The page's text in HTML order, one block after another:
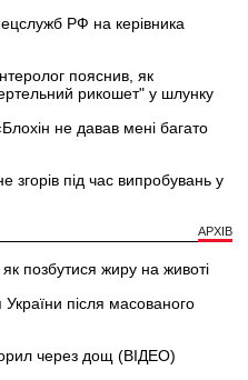
РФ на керівника
пояснив, як
рикошет" у шлунку
не давав мені багато
під час випробувань у
АРХІВ
позбутися жиру на животі
після масованого
через дощ (ВІДЕО)